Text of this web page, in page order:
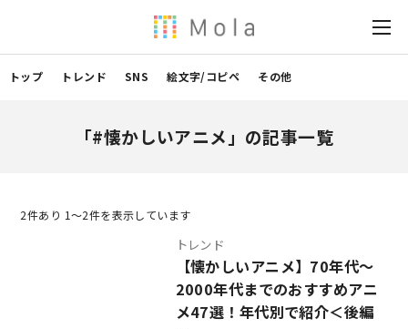
トップ トレンド SNS 絵文字/コピペ その他
「#懐かしいアニメ」の記事一覧
2件あり 1〜2件を表示しています
トレンド
【懐かしいアニメ】70年代～
2000年代までのおすすめアニ
メ47選！年代別で紹介＜後編